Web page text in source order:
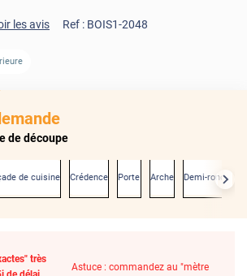
les avis Ref : BOIS1-2048
de découpe
de cuisine Crédence Porte Arche Demi-rond
très
Astuce : commandez au "mètre